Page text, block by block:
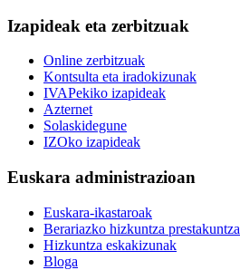
Izapideak eta zerbitzuak
Online zerbitzuak
Kontsulta eta iradokizunak
IVAPekiko izapideak
Azternet
Solaskidegune
IZOko izapideak
Euskara administrazioan
Euskara-ikastaroak
Berariazko hizkuntza prestakuntza
Hizkuntza eskakizunak
Bloga